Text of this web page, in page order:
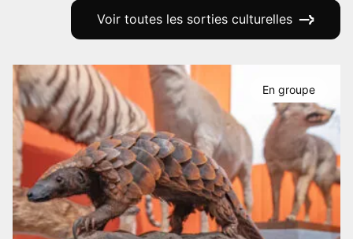
Voir toutes les sorties culturelles
En groupe